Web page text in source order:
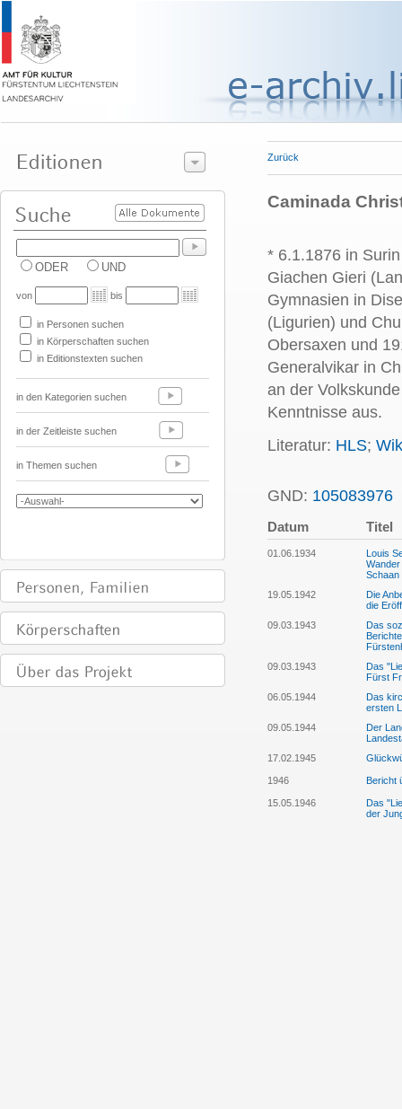
ODER UND
von bis
in Personen suchen
in Körperschaften suchen
in Editionstexten suchen
in den Kategorien suchen
in der Zeitleiste suchen
in Themen suchen
Zurück
Caminada
* 6.1.1876 in
Giachen Gieri
Gymnasien in
(Ligurien) und
Obersaxen und
Generalvikar in
an der
Kenntnisse aus.
Literatur: HLS;
GND: 105083976
Datum Titel
01.06.1934
Louis
Wander
Schaan
19.05.1942
Die
die
09.03.1943
Das
09.03.1943
Das
Fürst
06.05.1944
Das
ersten
09.05.1944
Der
17.02.1945
1946 Bericht
15.05.1946
Das
der